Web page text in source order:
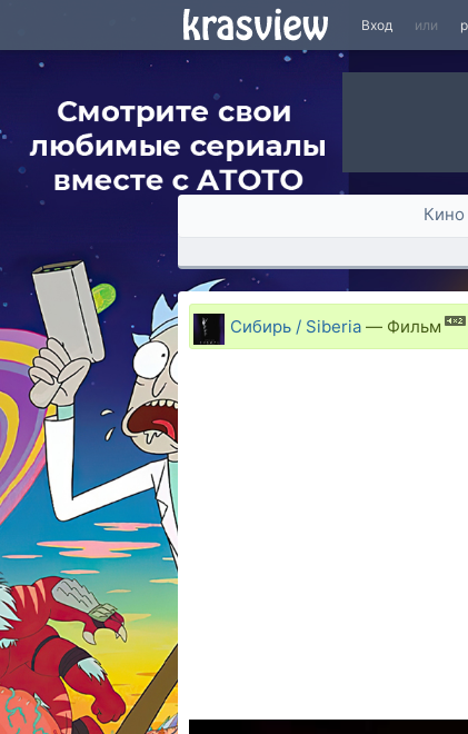
Вход или
Кино
Сибирь / Siberia — Фильм